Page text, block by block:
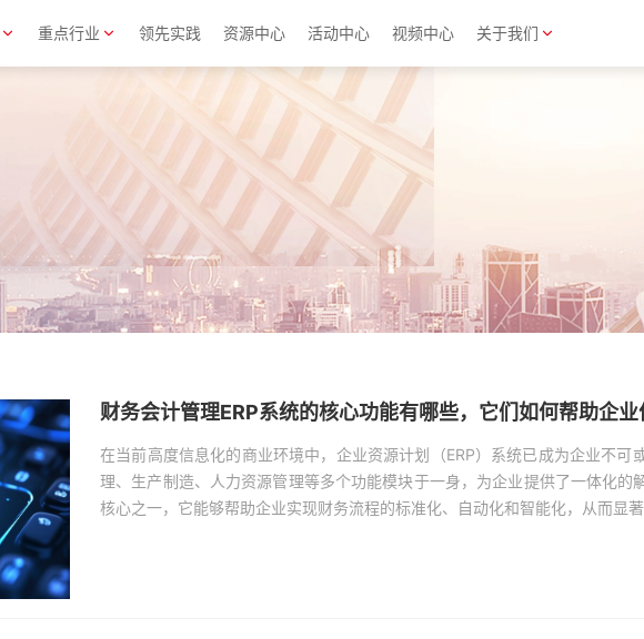
重点行业 领先实践 资源中心 活动中心 视频中心 关于我们
财务会计管理ERP系统的核心功能有哪些，它们如何帮助企业
在当前高度信息化的商业环境中，企业资源计划（ERP）系统已成为企业不可
理、生产制造、人力资源管理等多个功能模块于一身，为企业提供了一体化的
核心之一，它能够帮助企业实现财务流程的标准化、自动化和智能化，从而显著